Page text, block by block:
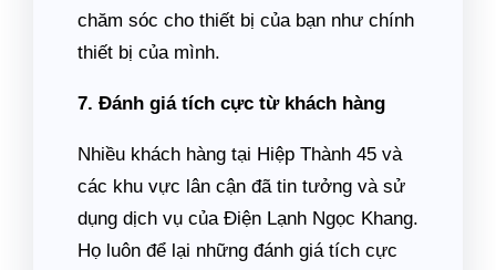
chăm sóc cho thiết bị của bạn như chính
thiết bị của mình.
7. Đánh giá tích cực từ khách hàng
Nhiều khách hàng tại Hiệp Thành 45 và
các khu vực lân cận đã tin tưởng và sử
dụng dịch vụ của Điện Lạnh Ngọc Khang.
Họ luôn để lại những đánh giá tích cực